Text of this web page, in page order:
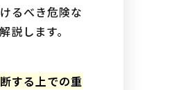
るべき危険な
します。
する上での重